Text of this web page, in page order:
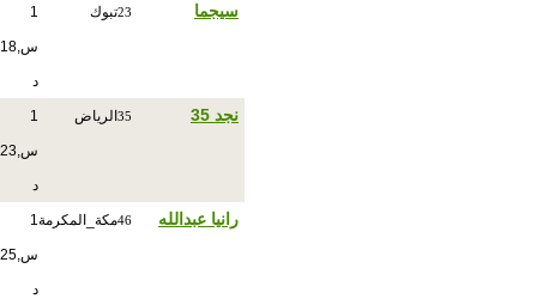
سيجما 23تبوك 1
س,18
د
نجد 35 35 الرياض 1
س,23
د
رانيا عبدالله 46مكة_المكرمة1
س,25
د